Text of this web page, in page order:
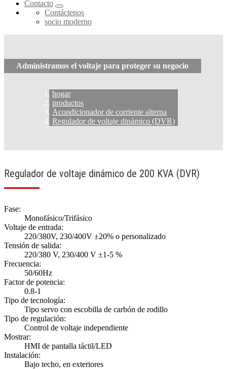
Contacto
Contáctenos
socio moderno
Administramos el voltaje para proteger su negocio
hogar
productos
Acondicionador de corriente alterna
Regulador de voltaje dinámico (DVR)
Regulador de voltaje dinámico de 200 KVA (DVR)
Fase:
Monofásico/Trifásico
Voltaje de entrada:
220/380V, 230/400V ±20% o personalizado
Tensión de salida:
220/380 V, 230/400 V ±1-5 %
Frecuencia:
50/60Hz
Factor de potencia:
0.8-1
Tipo de tecnología:
Tipo servo con escobilla de carbón de rodillo
Tipo de regulación:
Control de voltaje independiente
Mostrar:
HMI de pantalla táctil/LED
Instalación:
Bajo techo, en exteriores